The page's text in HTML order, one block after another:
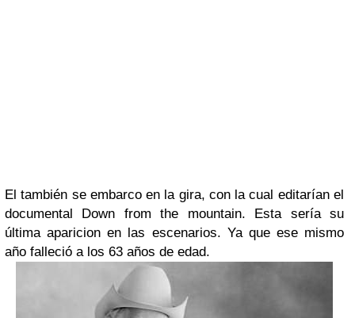
El también se embarco en la gira, con la cual editarían el
documental Down from the mountain. Esta sería su
última aparicion en las escenarios. Ya que ese mismo
año falleció a los 63 años de edad.